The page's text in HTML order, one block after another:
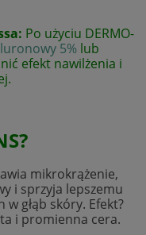
Po użyciu DERMO-
5% lub
efekt nawilżenia i
mikrokrążenie,
i sprzyja lepszemu
głąb skóry. Efekt?
i promienna cera.